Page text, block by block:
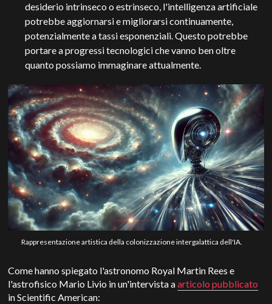
desiderio intrinseco o estrinseco, l'intelligenza artificiale
potrebbe aggiornarsi e migliorarsi continuamente,
potenzialmente a tassi esponenziali. Questo potrebbe
portare a progressi tecnologici che vanno ben oltre
quanto possiamo immaginare attualmente.
Rappresentazione artistica della colonizzazione intergalattica dell'IA.
Come hanno spiegato l'astronomo Royal Martin Rees e
l'astrofisico Mario Livio in un'intervista aarticolo pubblicato
in Scientific American: